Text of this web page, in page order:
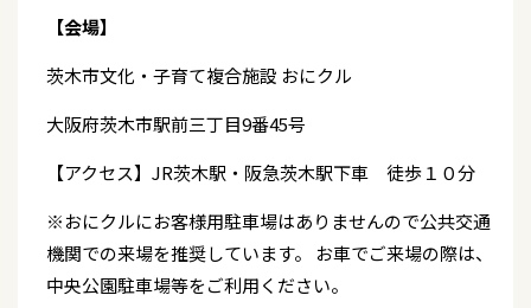
【会場】
茨木市文化・子育て複合施設 おにクル
大阪府茨木市駅前三丁目9番45号
【アクセス】JR茨木駅・阪急茨木駅下車 徒歩１０分
※おにクルにお客様用駐車場はありませんので公共交通
機関での来場を推奨しています。 お車でご来場の際は、
中央公園駐車場等をご利用ください。